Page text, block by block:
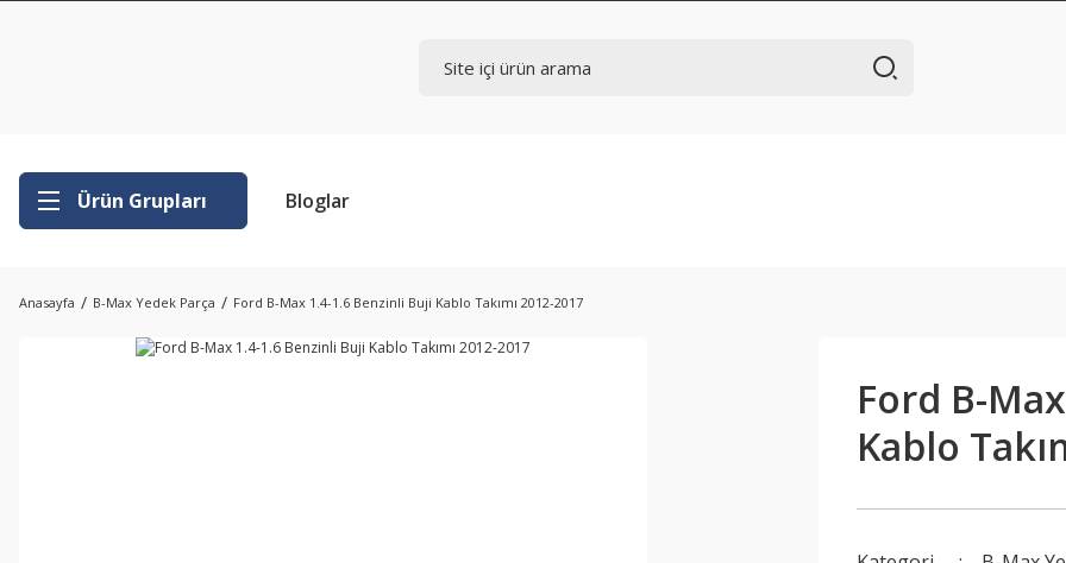
Ürün Grupları Bloglar
Anasayfa B-Max Yedek Parça Ford B-Max 1.4-1.6 Benzinli Buji Kablo Takımı 2012-2017
Ford B-
Kablo